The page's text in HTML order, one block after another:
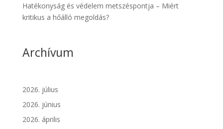
Hatékonyság és védelem metszéspontja – Miért
kritikus a hőálló megoldás?
Archívum
2026. július
2026. június
2026. április